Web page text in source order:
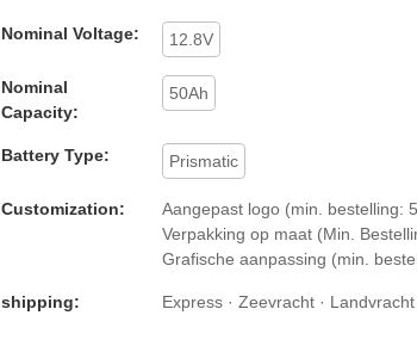
Nominal Voltage: 12.8V
Nominal
Capacity:
50Ah
Battery Type: Prismatic
Customization:
Aangepast logo (min. bestelling:
Verpakking op maat (Min.
Grafische aanpassing (min.
shipping: Express · Zeevracht ·